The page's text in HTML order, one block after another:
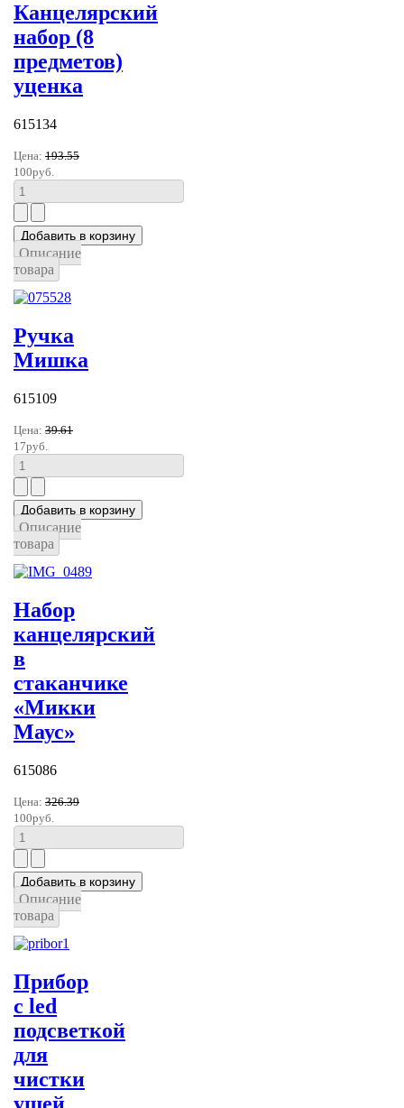
Канцелярский
набор (8
предметов)
уценка
615134
Цена: 193.55
100руб.
Описание
товара
Ручка
Мишка
615109
Цена: 39.61
17руб.
Описание
товара
Набор
канцелярский
в
стаканчике
«Микки
Маус»
615086
Цена: 326.39
100руб.
Описание
товара
Прибор
с led
подсветкой
для
чистки
ушей